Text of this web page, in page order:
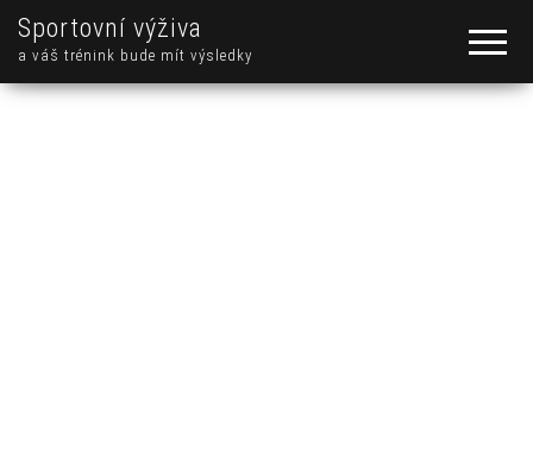
Sportovní výživa
a váš trénink bude mít výsledky